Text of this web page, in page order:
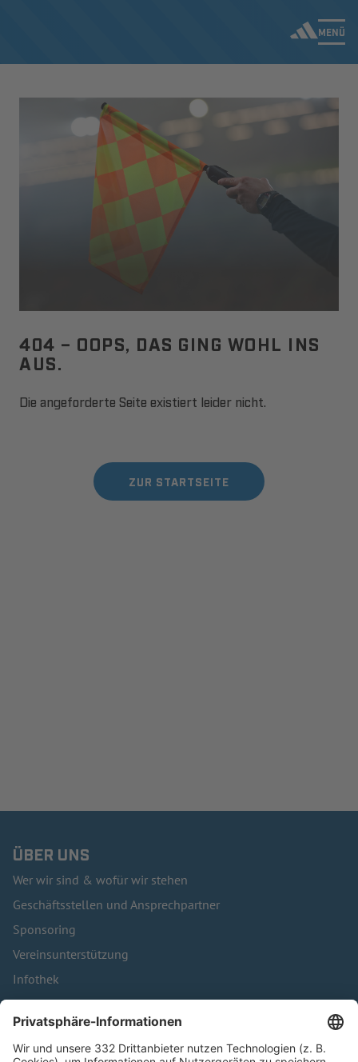
MENÜ
404 – OOPS, DAS GING WOHL INS
AUS.
Die angeforderte Seite existiert leider nicht.
ZUR STARTSEITE
ÜBER UNS
Wer wir sind & wofür wir stehen
Geschäftsstellen und Ansprechpartner
Sponsoring
Vereinsunterstützung
Infothek
Kontakt
HÄUFIG BESUCHTE SEITEN